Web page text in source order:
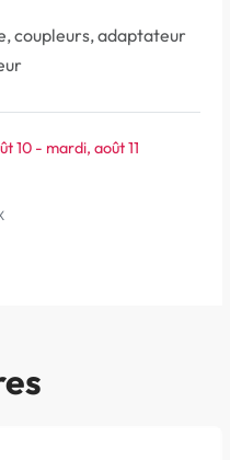
coupleurs, adaptateur
10 - mardi, août 11